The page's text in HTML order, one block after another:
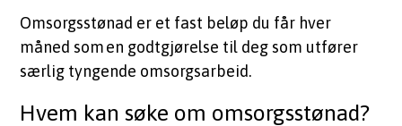
Omsorgsstønad er et fast beløp du får hver
måned som en godtgjørelse til deg som utfører
særlig tyngende omsorgsarbeid.
Hvem kan søke om omsorgsstønad?